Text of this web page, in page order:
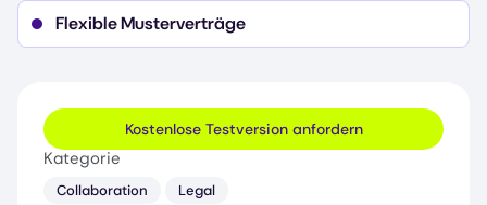
Flexible Musterverträge
Kostenlose Testversion anfordern
Kategorie
Collaboration Legal